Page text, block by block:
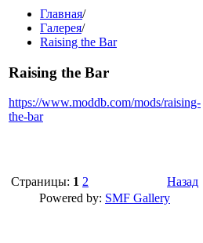
Главная/
Галерея/
Raising the Bar
Raising the Bar
https://www.moddb.com/mods/raising-
the-bar
Страницы: 1 2
Назад
Powered by: SMF Gallery